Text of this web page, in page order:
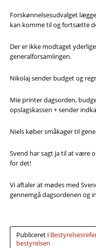
Forskønnelsesudvalget
kan komme til og fortsætte
Der er ikke modtaget
generalforsamlingen.
Nikolaj sender budget og
Mie printer dagsorden,
opslagskassen + sender
Niels køber småkager til
Svend har sagt ja til at være
for det!
Vi aftaler at mødes med
gennemgå dagsordenen og
Publiceret i
bestyrelsen